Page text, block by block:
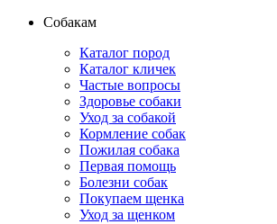
Собакам
Каталог пород
Каталог кличек
Частые вопросы
Здоровье собаки
Уход за собакой
Кормление собак
Пожилая собака
Первая помощь
Болезни собак
Покупаем щенка
Уход за щенком